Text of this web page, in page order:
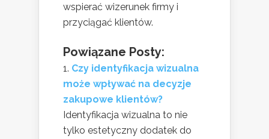
wspierać wizerunek firmy i
przyciągać klientów.
Powiązane Posty:
Czy identyfikacja wizualna
może wpływać na decyzje
zakupowe klientów?
Identyfikacja wizualna to nie
tylko estetyczny dodatek do